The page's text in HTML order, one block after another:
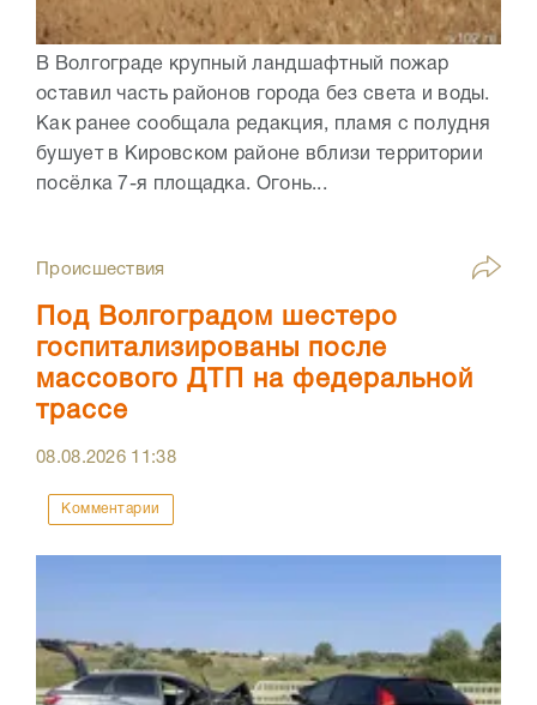
В Волгограде крупный ландшафтный пожар
оставил часть районов города без света и воды.
Как ранее сообщала редакция, пламя с полудня
бушует в Кировском районе вблизи территории
посёлка 7-я площадка. Огонь...
Происшествия
Под Волгоградом шестеро
госпитализированы после
массового ДТП на федеральной
трассе
08.08.2026 11:38
Комментарии